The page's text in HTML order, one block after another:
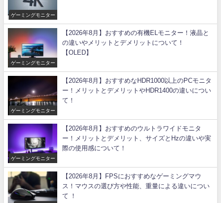
ゲーミングモニター
ゲーミングモニター
【2026年8月】おすすめの有機ELモニター！液晶と
の違いやメリットとデメリットについて！
【OLED】
ゲーミングモニター
【2026年8月】おすすめなHDR1000以上のPCモニタ
ー！メリットとデメリットやHDR1400の違いについ
て！
ゲーミングモニター
【2026年8月】おすすめのウルトラワイドモニタ
ー！メリットとデメリット、サイズとHzの違いや実
際の使用感について！
【2026年8月】FPSにおすすめなゲーミングマウ
ス！マウスの選び方や性能、重量による違いについ
て ！